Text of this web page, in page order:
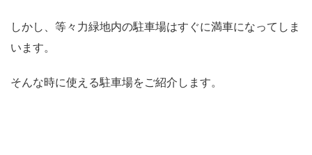
しかし、等々力緑地内の駐車場はすぐに満車になってしま
います。
そんな時に使える駐車場をご紹介します。